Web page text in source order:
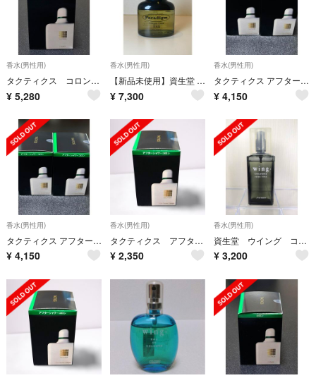
香水(男性用)
タクティクス コロン 240ml
¥ 5,280
香水(男性用)
【新品未使用】資生堂 パラディム コロン エクストラ パヒュームコロン 50ml
¥ 7,300
香水(男性用)
タクティクス アフターシャワー コロン 150ml 2本
¥ 4,150
香水(男性用)
タクティクス アフターシャワー コロン 150ml 2本
¥ 4,150
香水(男性用)
タクティクス アフターシャワー コロン
¥ 2,350
香水(男性用)
資生堂 ウイング コロン リラックスタイム 120ml
¥ 3,200